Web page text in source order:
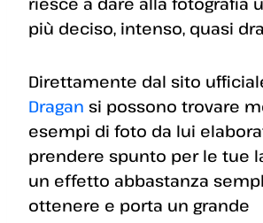
più deciso, intenso, quasi
Direttamente dal sito
Dragan si possono trovare
esempi di foto da lui
prendere spunto per le tue
un effetto abbastanza
ottenere e porta un grande